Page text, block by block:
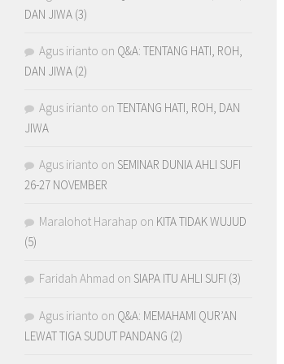
DAN JIWA (3)
Agus irianto on Q&A: TENTANG HATI, ROH,
DAN JIWA (2)
Agus irianto on TENTANG HATI, ROH, DAN
JIWA
Agus irianto on SEMINAR DUNIA AHLI SUFI
26-27 NOVEMBER
Maralohot Harahap on KITA TIDAK WUJUD
(5)
Faridah Ahmad on SIAPA ITU AHLI SUFI (3)
Agus irianto on Q&A: MEMAHAMI QUR’AN
LEWAT TIGA SUDUT PANDANG (2)